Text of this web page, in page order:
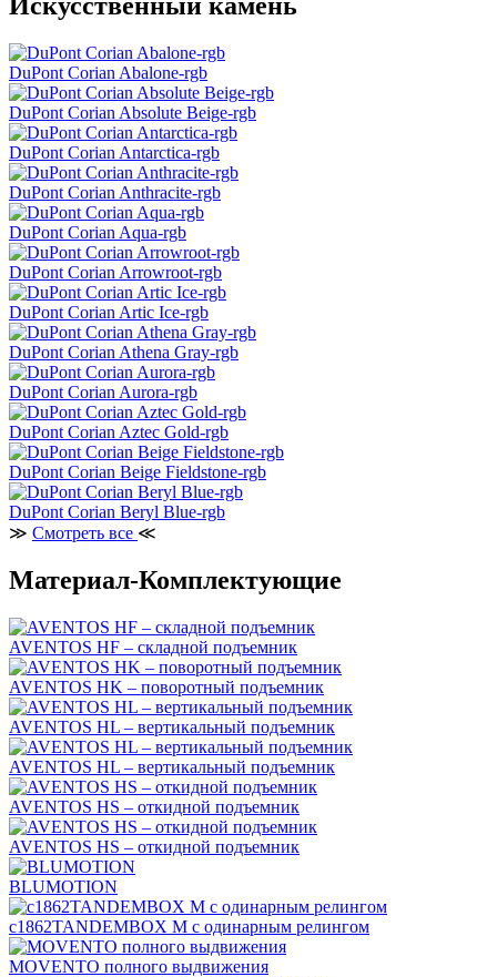
DuPont Corian Abalone-rgb
DuPont Corian Absolute Beige-rgb
DuPont Corian Antarctica-rgb
DuPont Corian Anthracite-rgb
DuPont Corian Aqua-rgb
DuPont Corian Arrowroot-rgb
DuPont Corian Artic Ice-rgb
DuPont Corian Athena Gray-rgb
DuPont Corian Aurora-rgb
DuPont Corian Aztec Gold-rgb
DuPont Corian Beige Fieldstone-rgb
DuPont Corian Beryl Blue-rgb
≫ Смотреть все ≪
Материал-Комплектующие
AVENTOS HF – складной подъемник
AVENTOS HK – поворотный подъемник
AVENTOS HL – вертикальный подъемник
AVENTOS HL – вертикальный подъемник
AVENTOS HS – откидной подъемник
AVENTOS HS – откидной подъемник
BLUMOTION
c1862TANDEMBOX М с одинарным релингом
MOVENTO полного выдвижения